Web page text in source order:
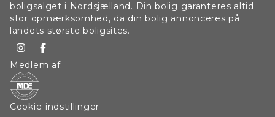
boligsalget i Nordsjælland. Din bolig garanteres altid
stor opmærksomhed, da din bolig annonceres på
landets største boligsites.
Medlem af:
Cookie-indstillinger